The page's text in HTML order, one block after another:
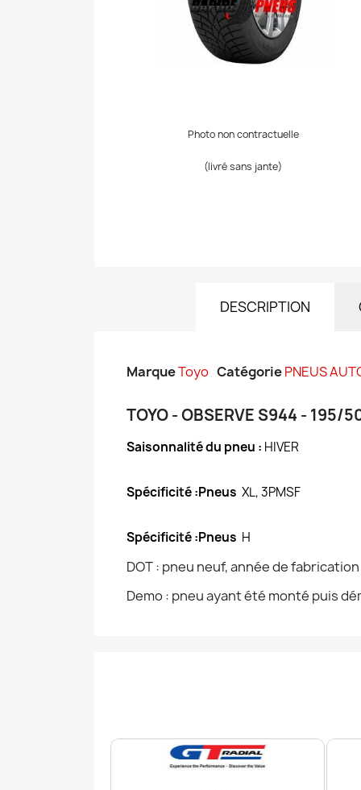
Photo non contractuelle
(livré sans jante)
DESCRIPTION
MarqueToyo CatégoriePNEUS
TOYO - OBSERVE S944 - 195/
Saisonnalité du pneu : HIVER
Spécificité :Pneus XL, 3PMSF
Spécificité :Pneus H
DOT : pneu neuf, année de
Demo : pneu ayant été monté puis